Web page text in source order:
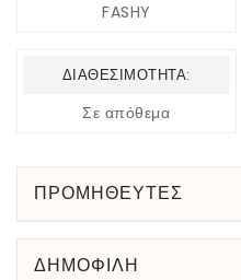
FASHY
ΔΙΑΘΕΣΙΜΌΤΗΤΑ:
Σε απόθεμα
ΠΡΟΜΗΘΕΥΤΕΣ
ΔΗΜΟΦΙΛΉ